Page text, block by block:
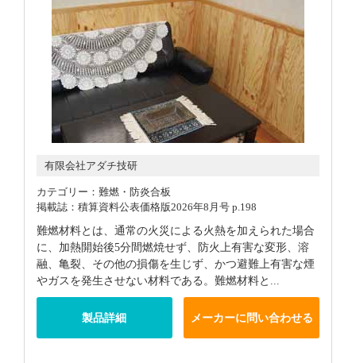
有限会社アダチ技研
カテゴリー：難燃・防炎合板
掲載誌：積算資料公表価格版2026年8月号 p.198
難燃材料とは、通常の火災による火熱を加えられた場合
に、加熱開始後5分間燃焼せず、防火上有害な変形、溶
融、亀裂、その他の損傷を生じず、かつ避難上有害な煙
やガスを発生させない材料である。難燃材料と...
製品詳細 メーカーに問い合わせる